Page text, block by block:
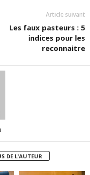
Article suivant
Les faux pasteurs : 5
indices pour les
reconnaitre
DE L'AUTEUR